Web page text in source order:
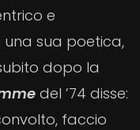
e
una sua poetica,
dopo la
del ’74 disse:
faccio